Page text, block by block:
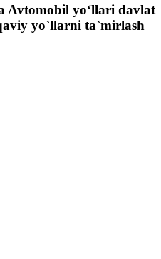
Avtomobil yo‘llari davlat
yo`llarni ta`mirlash